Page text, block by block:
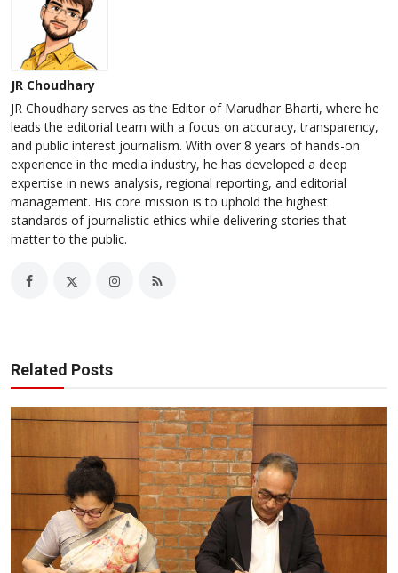
JR Choudhary
JR Choudhary serves as the Editor of Marudhar Bharti, where he
leads the editorial team with a focus on accuracy, transparency,
and public interest journalism. With over 8 years of hands-on
experience in the media industry, he has developed a deep
expertise in news analysis, regional reporting, and editorial
management. His core mission is to uphold the highest
standards of journalistic ethics while delivering stories that
matter to the public.
Related Posts